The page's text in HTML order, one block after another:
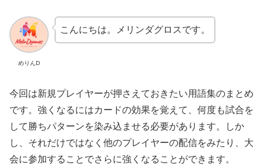
めりんD
こんにちは。メリンダグロスです。
今回は新規プレイヤーが押さえておきたい用語集のまとめ
です。強くなるにはカードの効果を覚えて、何度も試合を
して勝ちパターンを染み込ませる必要があります。しか
し、それだけではなく他のプレイヤーの配信をみたり、大
会に参加することでさらに強くなることができます。